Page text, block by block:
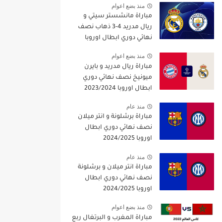
منذ بضع اعوام
مباراة مانشستر سيتي و
ريال مدريد 4-3 ذهاب نصف
نهائي دوري ابطال اوروبا
منذ بضع اعوام
مباراة ريال مدريد و بايرن
ميونيخ نصف نهائي دوري
ابطال اوروبا 2023/2024
منذ عام
مباراة برشلونة و انتر ميلان
نصف نهائي دوري ابطال
اوروبا 2024/2025
منذ عام
مباراة انتر ميلان و برشلونة
نصف نهائي دوري ابطال
اوروبا 2024/2025
منذ بضع اعوام
مباراة المغرب و البرتغال ربع